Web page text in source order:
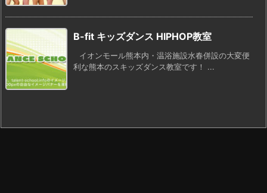
B-fit キッズダンス HIPHOP教室
イオンモール熊本内・温浴施設水春併設の大変便
利な熊本のスキッズダンス教室です！ ...